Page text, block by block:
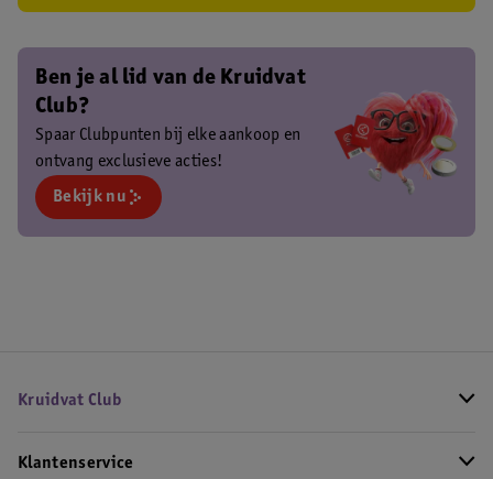
Ben je al lid van de Kruidvat
Club?
Spaar Clubpunten bij elke aankoop en
ontvang exclusieve acties!
Bekijk nu
Kruidvat Club
Klantenservice